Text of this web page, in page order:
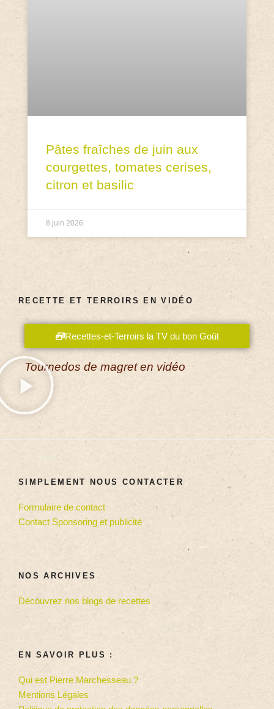
Pâtes fraîches de juin aux
courgettes, tomates cerises,
citron et basilic
8 juin 2026
RECETTE ET TERROIRS EN VIDÉO
Recettes-et-Terroirs la TV du bon Goût
Tournedos de magret en vidéo
SIMPLEMENT NOUS CONTACTER
Formulaire de contact
Contact Sponsoring et publicité
NOS ARCHIVES
Découvrez nos blogs de recettes
EN SAVOIR PLUS :
Qui est Pierre Marchesseau ?
Mentions Légales